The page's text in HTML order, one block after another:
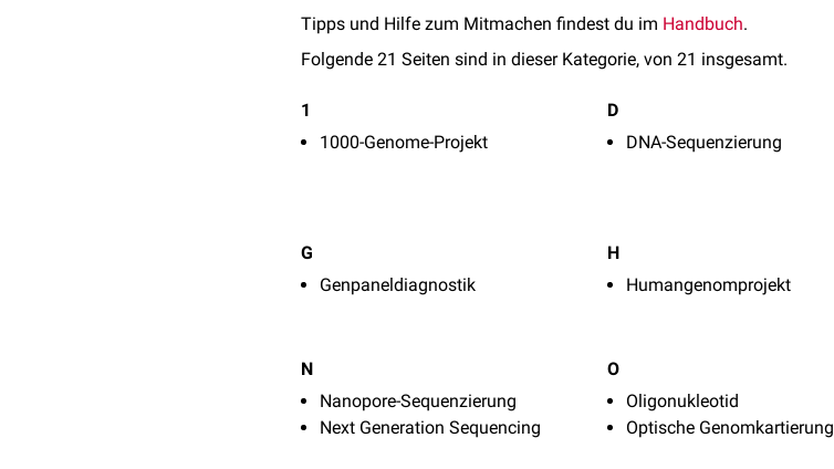
Tipps und Hilfe zum Mitmachen findest du im Handbuch.
Folgende 21 Seiten sind in dieser Kategorie, von 21 insgesamt.
1
1000-Genome-Projekt
D
DNA-Sequenzierung
G
Genpaneldiagnostik
H
Humangenomprojekt
N
Nanopore-Sequenzierung
Next Generation Sequencing
O
Oligonukleotid
Optische Genomkartierung